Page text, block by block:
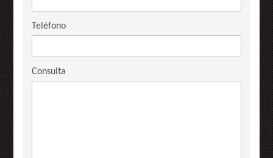
Teléfono
Consulta